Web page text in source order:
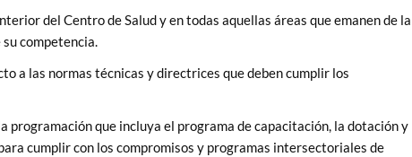
del Centro de Salud y en todas aquellas áreas que emanen de la
competencia.
a las normas técnicas y directrices que deben cumplir los
programación que incluya el programa de capacitación, la dotación y
cumplir con los compromisos y programas intersectoriales de